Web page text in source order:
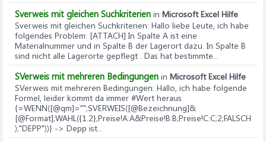
Sverweis mit gleichen Suchkriterien in Microsoft Excel Hilfe
Sverweis mit gleichen Suchkriterien: Hallo liebe Leute, ich habe
folgendes Problem: [ATTACH] In Spalte A ist eine
Materialnummer und in Spalte B der Lagerort dazu. In Spalte B
sind nicht alle Lagerorte gepflegt . Das hat bestimmte...
SVerweis mit mehreren Bedingungen in Microsoft Excel Hilfe
SVerweis mit mehreren Bedingungen: Hallo, ich habe folgende
Formel, leider kommt da immer #Wert heraus
{=WENN([@qm]="";SVERWEIS([@Bezeichnung]&
[@Format];WAHL({1.2};Preise!A:A&Preise!B:B;Preise!C:C;2;FALSCH
);"DEPP"))} -> Depp ist...